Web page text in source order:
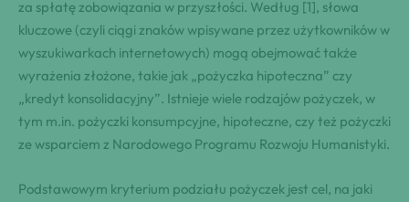
za spłatę zobowiązania w przyszłości. Według [1], słowa
kluczowe (czyli ciągi znaków wpisywane przez użytkowników w
wyszukiwarkach internetowych) mogą obejmować także
wyrażenia złożone, takie jak „pożyczka hipoteczna” czy
„kredyt konsolidacyjny”. Istnieje wiele rodzajów pożyczek, w
tym m.in. pożyczki konsumpcyjne, hipoteczne, czy też pożyczki
ze wsparciem z Narodowego Programu Rozwoju Humanistyki.
Podstawowym kryterium podziału pożyczek jest cel, na jaki